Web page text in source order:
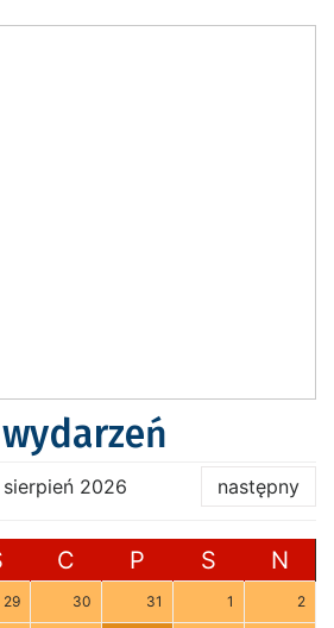
sierpień 2026 następny
C P S N
29 30 31 1 2